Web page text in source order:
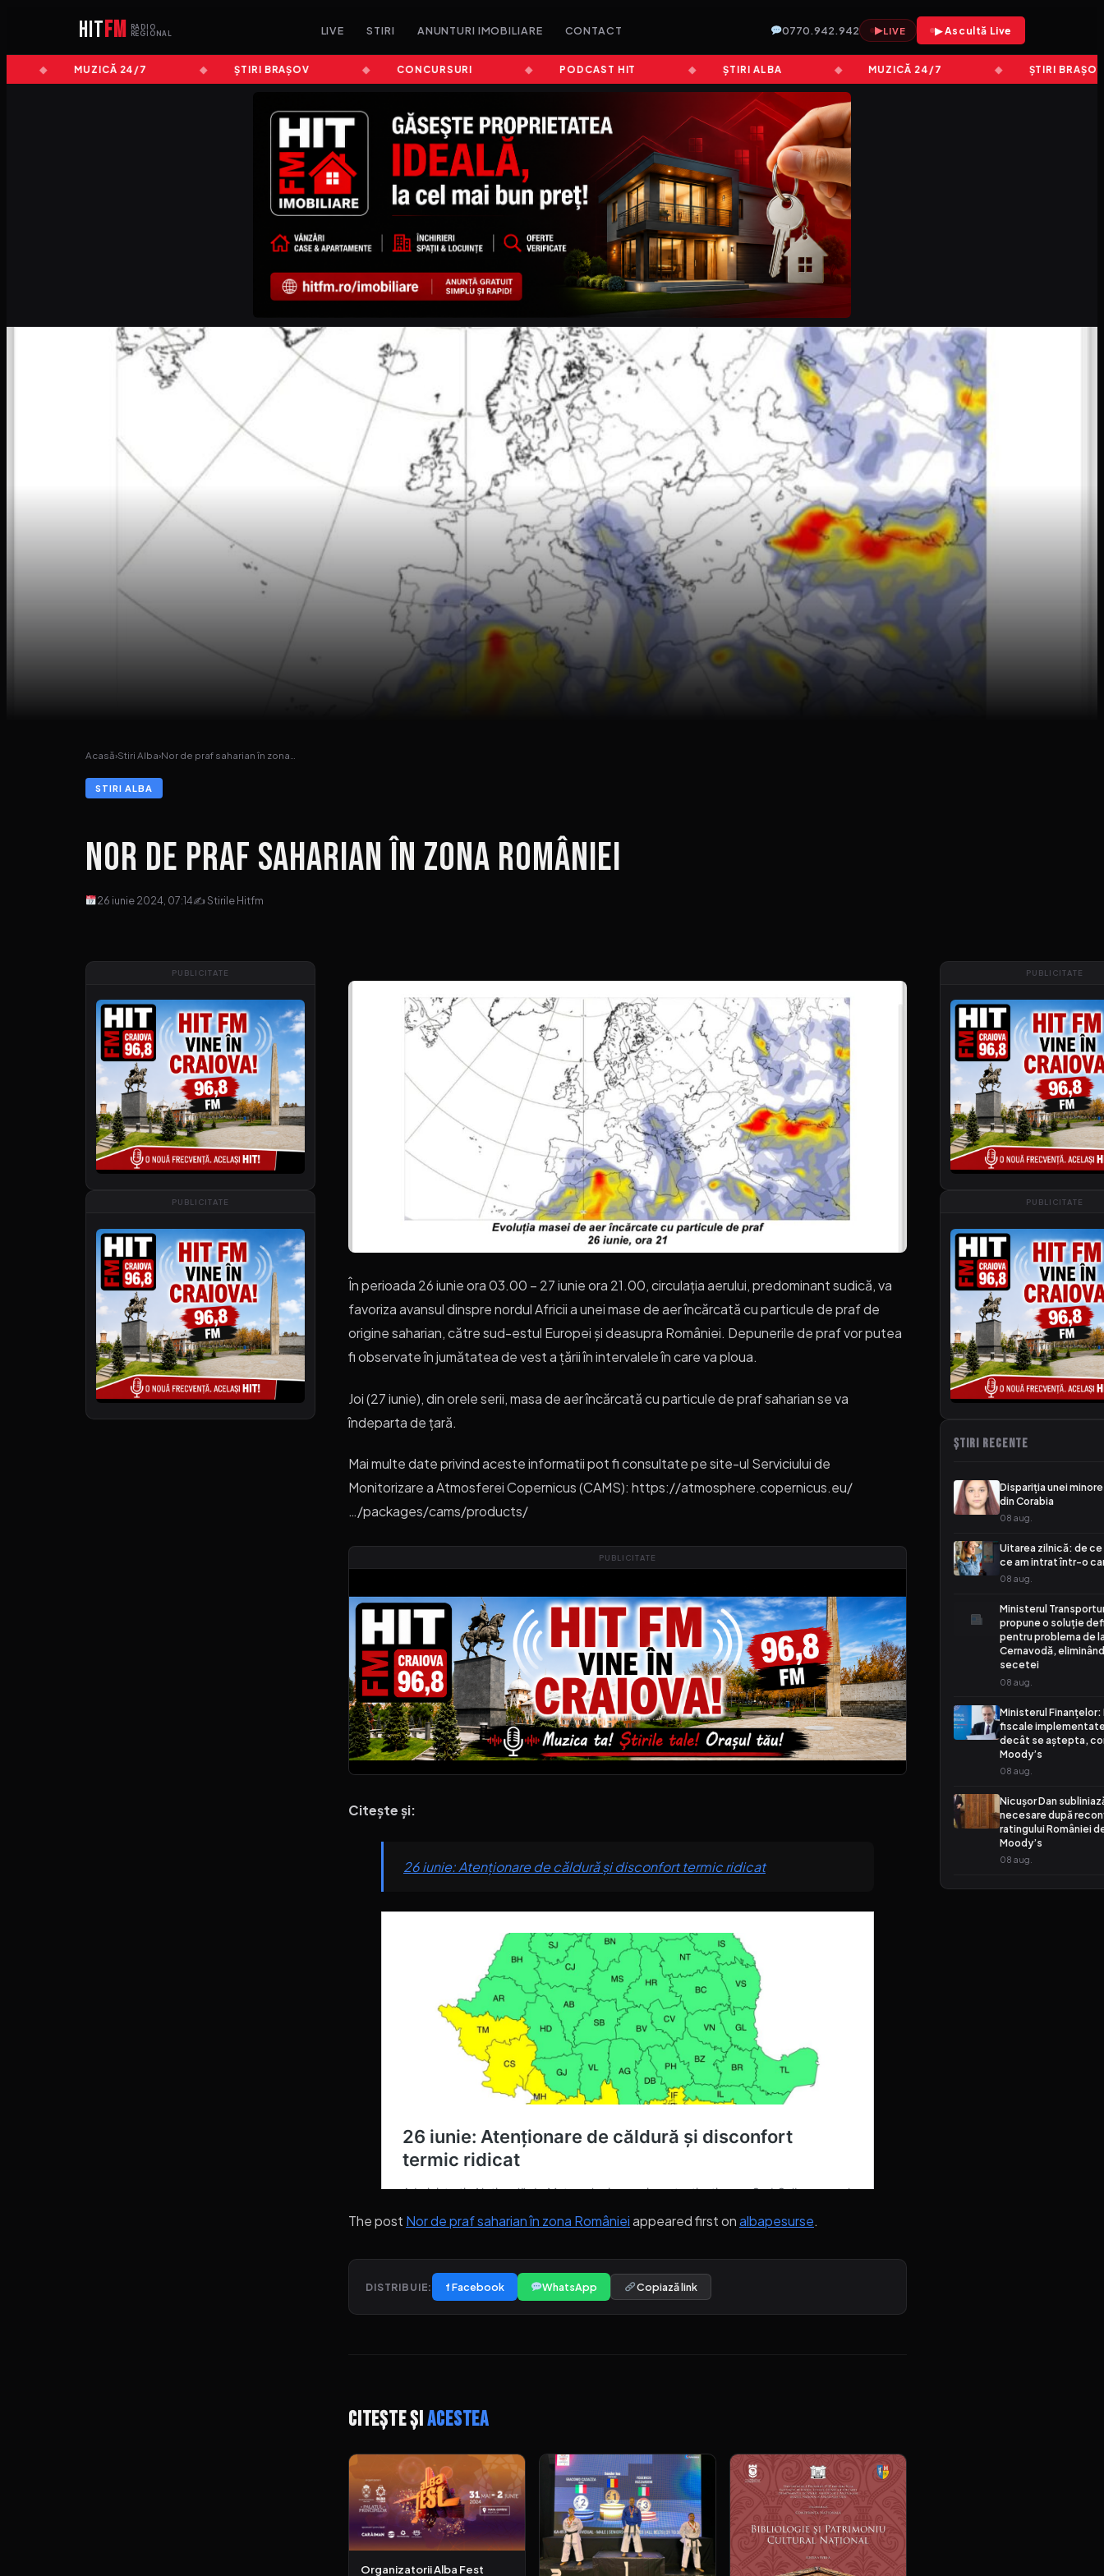
HITFM
RADIO
REGIONAL
LIVE STIRI ANUNTURI IMOBILIARE CONTACT 0770.942.942 ▶LIVE ▶ Ascultă Live
MUZICĂ 24/7 ȘTIRI BRAȘOV CONCURSURI PODCAST HIT ȘTIRI ALBA MUZICĂ 24/7 ȘTIRI BRAȘOV
Acasă›Stiri Alba›Nor de praf saharian în zona…
STIRI ALBA
Nor de praf saharian în zona României
26 iunie 2024, 07:14✍ Stirile Hitfm
PUBLICITATE
PUBLICITATE
În perioada 26 iunie ora 03.00 – 27 iunie ora 21.00, circulația aerului, predominant sudică, va
favoriza avansul dinspre nordul Africii a unei mase de aer încărcată cu particule de praf de
origine saharian, către sud-estul Europei și deasupra României. Depunerile de praf vor putea
fi observate în jumătatea de vest a țării în intervalele în care va ploua.
Joi (27 iunie), din orele serii, masa de aer încărcată cu particule de praf saharian se va
îndeparta de țară.
Mai multe date privind aceste informatii pot fi consultate pe site-ul Serviciului de
Monitorizare a Atmosferei Copernicus (CAMS): https://atmosphere.copernicus.eu/
…/packages/cams/products/
PUBLICITATE
Citește și:
26 iunie: Atenționare de căldură și disconfort termic ridicat
The post Nor de praf saharian în zona Românieiappeared first onalbapesurse.
DISTRIBUIE: f Facebook WhatsApp Copiază link
Citește șiacestea
Organizatorii Alba Fest
PUBLICITATE
PUBLICITATE
ȘTIRI RECENTE
Dispariția unei minore
din Corabia
08 aug.
Uitarea zilnică: de
ce am intrat într-o
08 aug.
Ministerul
propune o soluție
pentru problema de
Cernavodă,
secetei
08 aug.
Ministerul Finanțelor:
fiscale
decât se aștepta,
Moody’s
08 aug.
Nicușor Dan
necesare după
ratingului României
Moody’s
08 aug.